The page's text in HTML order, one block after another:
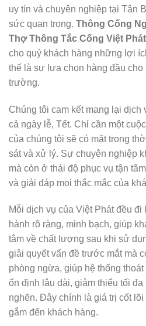
uy tín và chuyên nghiệp tại Tân
sức quan trọng. Thông Cống
Thợ Thông Tắc Cống Việt
cho quý khách hàng những lợi
thế là sự lựa chọn hàng đầu cho
trường.
Chúng tôi cam kết mang lại dịch
cả ngày lễ, Tết. Chỉ cần một
của chúng tôi sẽ có mặt trong
sát và xử lý. Sự chuyên nghiệp
mà còn ở thái độ phục vụ tận
và giải đáp mọi thắc mắc của
Mỗi dịch vụ của Việt Phát đều
hành rõ ràng, minh bạch, giúp
tâm về chất lượng sau khi sử
giải quyết vấn đề trước mắt mà
phòng ngừa, giúp hệ thống
ổn định lâu dài, giảm thiểu tối
nghẽn. Đây chính là giá trị cốt
gắm đến khách hàng.